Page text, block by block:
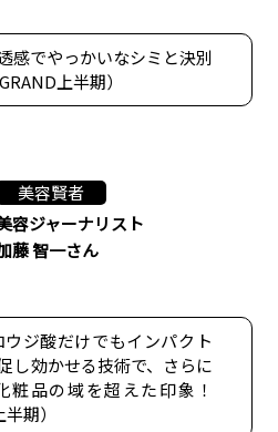
感でやっかいなシミと決別
上半期）
美容賢者
容ジャーナリスト
藤 智一さん
ジ酸だけでもインパクト
し効かせる技術で、さらに
粧品の域を超えた印象！
期）